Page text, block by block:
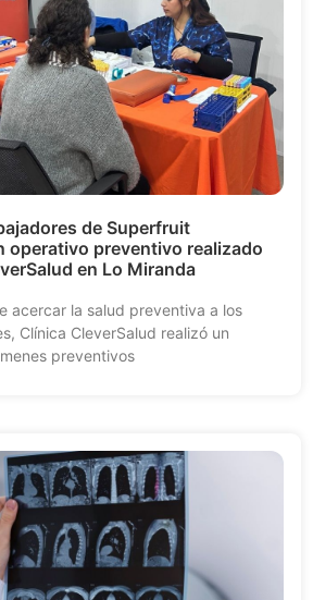
de Superfruit
operativo preventivo realizado
en Lo Miranda
acercar la salud preventiva a los
Clínica CleverSalud realizó un
preventivos